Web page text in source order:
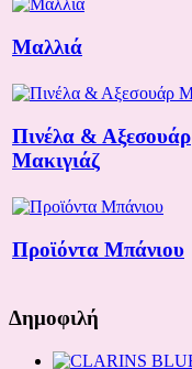
Μαλλιά
Πινέλα & Αξεσουάρ
Μακιγιάζ
Προϊόντα Μπάνιου
Δημοφιλή